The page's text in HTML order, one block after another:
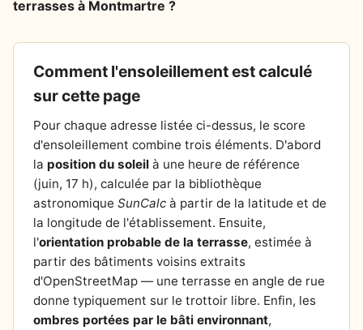
terrasses à Montmartre ?
Comment l'ensoleillement est calculé
sur cette page
Pour chaque adresse listée ci-dessus, le score
d'ensoleillement combine trois éléments. D'abord
la position du soleil à une heure de référence
(juin, 17 h), calculée par la bibliothèque
astronomique SunCalc à partir de la latitude et de
la longitude de l'établissement. Ensuite,
l'orientation probable de la terrasse, estimée à
partir des bâtiments voisins extraits
d'OpenStreetMap — une terrasse en angle de rue
donne typiquement sur le trottoir libre. Enfin, les
ombres portées par le bâti environnant,